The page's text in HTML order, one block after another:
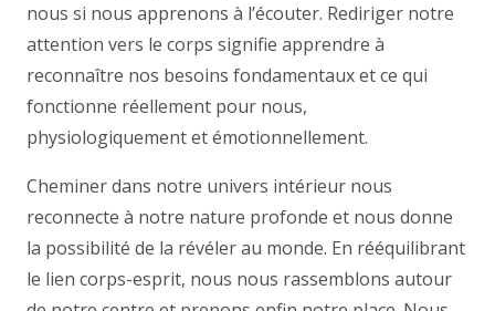
nous si nous apprenons à l’écouter. Rediriger notre
attention vers le corps signifie apprendre à
reconnaître nos besoins fondamentaux et ce qui
fonctionne réellement pour nous,
physiologiquement et émotionnellement.
Cheminer dans notre univers intérieur nous
reconnecte à notre nature profonde et nous donne
la possibilité de la révéler au monde. En rééquilibrant
le lien corps-esprit, nous nous rassemblons autour